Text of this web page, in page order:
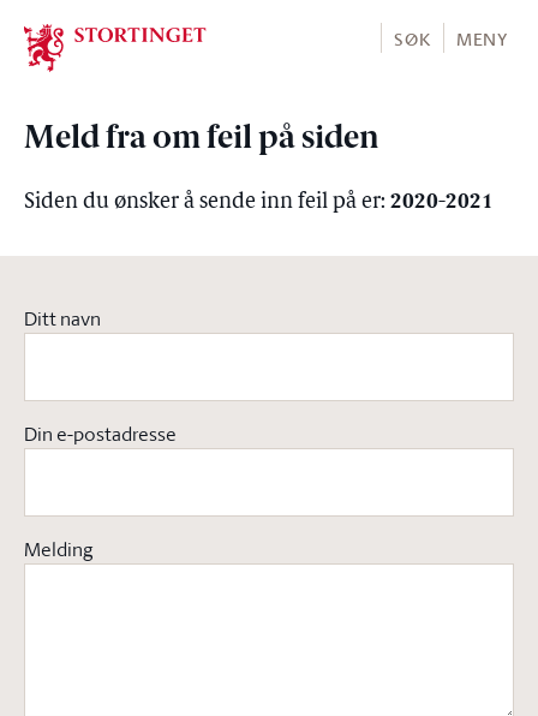
Stortinget.no
SØK MENY
Meld fra om feil på siden
Siden du ønsker å sende inn feil på er: 2020-2021
Ditt navn
Din e-postadresse
Melding